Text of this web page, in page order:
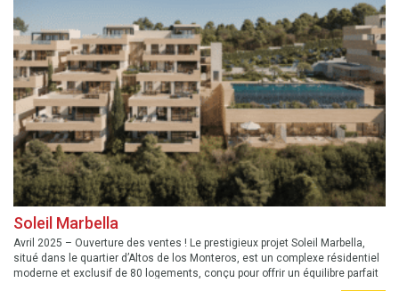
Soleil Marbella
Avril 2025 – Ouverture des ventes ! Le prestigieux projet Soleil Marbella,
situé dans le quartier d’Altos de los Monteros, est un complexe résidentiel
moderne et exclusif de 80 logements, conçu pour offrir un équilibre parfait